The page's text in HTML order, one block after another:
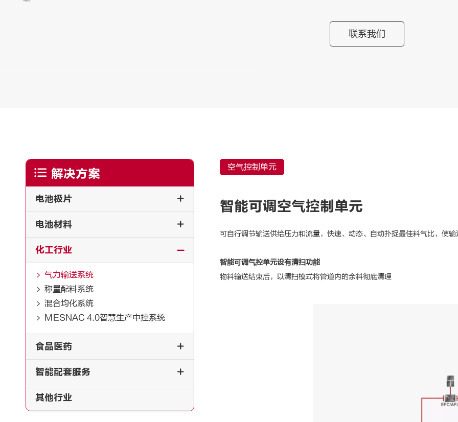
联系我们
 解决方案
电池极片 
电池材料 
化工行业 
 气力输送系统
 称量配料系统
 混合均化系统
 MESNAC 4.0智慧生产中控系统
食品医药 
智能配套服务 
其他行业
空气控制单元
智能可调空气控制单元
可自行调节输送供给压力和流量，快速、动态、自动扑捉最佳料气比，使
智能可调气控单元设有清扫功能
物料输送结束后，以清扫模式将管道内的余料彻底清理